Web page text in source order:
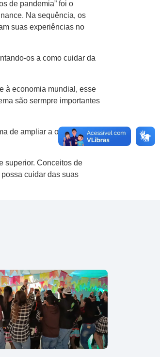
de pandemia” foi o
Na sequência, os
suas experiências no
os a como cuidar da
à economia mundial, esse
são sermpre importantes
de ampliar a oferta de
superior. Conceitos de
cuidar das suas